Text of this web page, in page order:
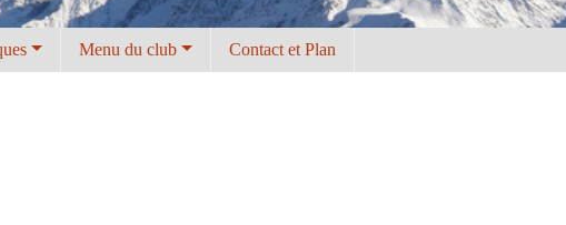
Menu du club Contact et Plan